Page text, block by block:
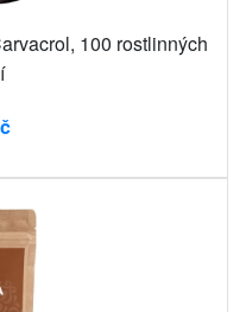
100 rostlinných